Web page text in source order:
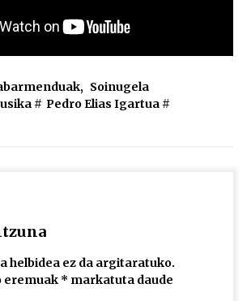
, Soinugela
# Pedro Elias Igartua#
helbidea ez da argitaratuko.
eremuak * markatuta daude